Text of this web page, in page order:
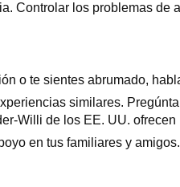
Controlar los problemas de
o te sientes abrumado,
similares.
Willi de los EE. UU.
en tus familiares y